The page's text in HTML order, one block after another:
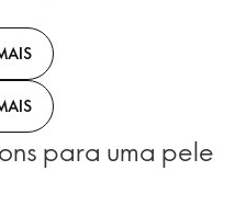
para uma pele